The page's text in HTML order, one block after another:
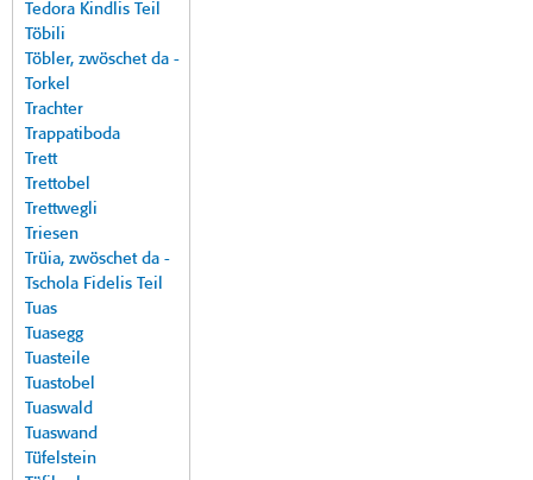
Tedora Kindlis Teil
Töbili
Töbler, zwöschet da -
Torkel
Trachter
Trappatiboda
Trett
Trettobel
Trettwegli
Triesen
Trüia, zwöschet da -
Tschola Fidelis Teil
Tuas
Tuasegg
Tuasteile
Tuastobel
Tuaswald
Tuaswand
Tüfelstein